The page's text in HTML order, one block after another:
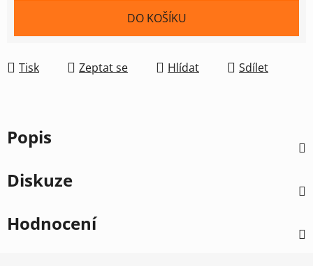
DO KOŠÍKU
Tisk Zeptat se Hlídat Sdílet
Popis
Diskuze
Hodnocení